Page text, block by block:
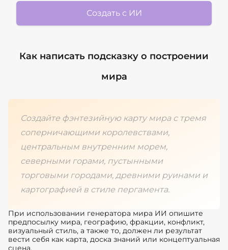
Создать с ИИ
Как написать подсказку о построении
мира
Создайте фэнтезийную карту мира с тремя
соперничающими королевствами,
центральным внутренним морем,
северными горами, пустынными
торговыми городами, древними руинами и
картографией в стиле пергамента.
При использовании генератора мира ИИ опишите
предпосылку мира, географию, фракции, конфликт,
визуальный стиль, а также то, должен ли результат
вести себя как карта, доска знаний или концептуальная
сцена.